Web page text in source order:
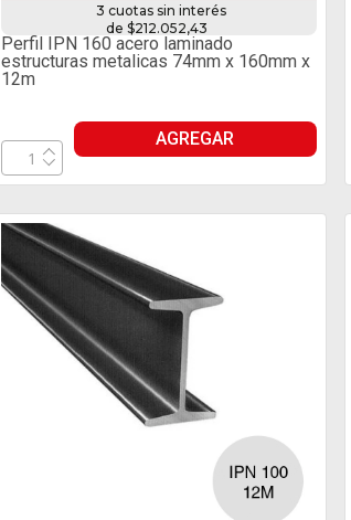
3 cuotas sin interés
de $212.052,43
Perfil IPN 160 acero laminado
estructuras metalicas 74mm x 160mm x
12m
AGREGAR